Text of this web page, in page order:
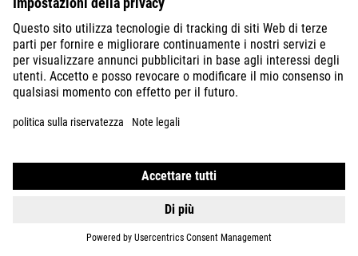
GILET ANTIVENTO CMPT